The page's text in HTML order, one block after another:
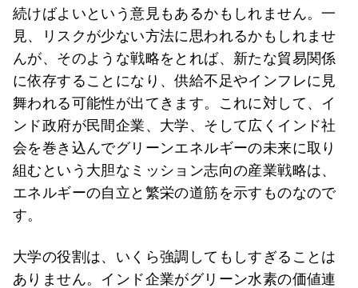
続けばよいという意見もあるかもしれません。一
見、リスクが少ない方法に思われるかもしれませ
んが、そのような戦略をとれば、新たな貿易関係
に依存することになり、供給不足やインフレに見
舞われる可能性が出てきます。これに対して、イ
ンド政府が民間企業、大学、そして広くインド社
会を巻き込んでグリーンエネルギーの未来に取り
組むという大胆なミッション志向の産業戦略は、
エネルギーの自立と繁栄の道筋を示すものなので
す。
大学の役割は、いくら強調してもしすぎることは
ありません。インド企業がグリーン水素の価値連